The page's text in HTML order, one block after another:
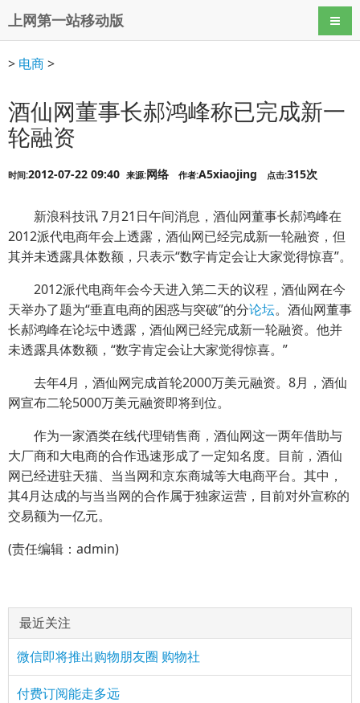
上网第一站移动版 导航
> 电商>
酒仙网董事长郝鸿峰称已完成新一
轮融资
时间:2012-07-22 09:40 来源:网络 作者:A5xiaojing 点击:315次
新浪科技讯 7月21日午间消息，酒仙网董事长郝鸿峰在
2012派代电商年会上透露，酒仙网已经完成新一轮融资，但
其并未透露具体数额，只表示“数字肯定会让大家觉得惊喜”。
2012派代电商年会今天进入第二天的议程，酒仙网在今
天举办了题为“垂直电商的困惑与突破”的分论坛。酒仙网董事
长郝鸿峰在论坛中透露，酒仙网已经完成新一轮融资。他并
未透露具体数额，“数字肯定会让大家觉得惊喜。”
去年4月，酒仙网完成首轮2000万美元融资。8月，酒仙
网宣布二轮5000万美元融资即将到位。
作为一家酒类在线代理销售商，酒仙网这一两年借助与
大厂商和大电商的合作迅速形成了一定知名度。目前，酒仙
网已经进驻天猫、当当网和京东商城等大电商平台。其中，
其4月达成的与当当网的合作属于独家运营，目前对外宣称的
交易额为一亿元。
(责任编辑：admin)
最近关注
微信即将推出购物朋友圈 购物社
付费订阅能走多远